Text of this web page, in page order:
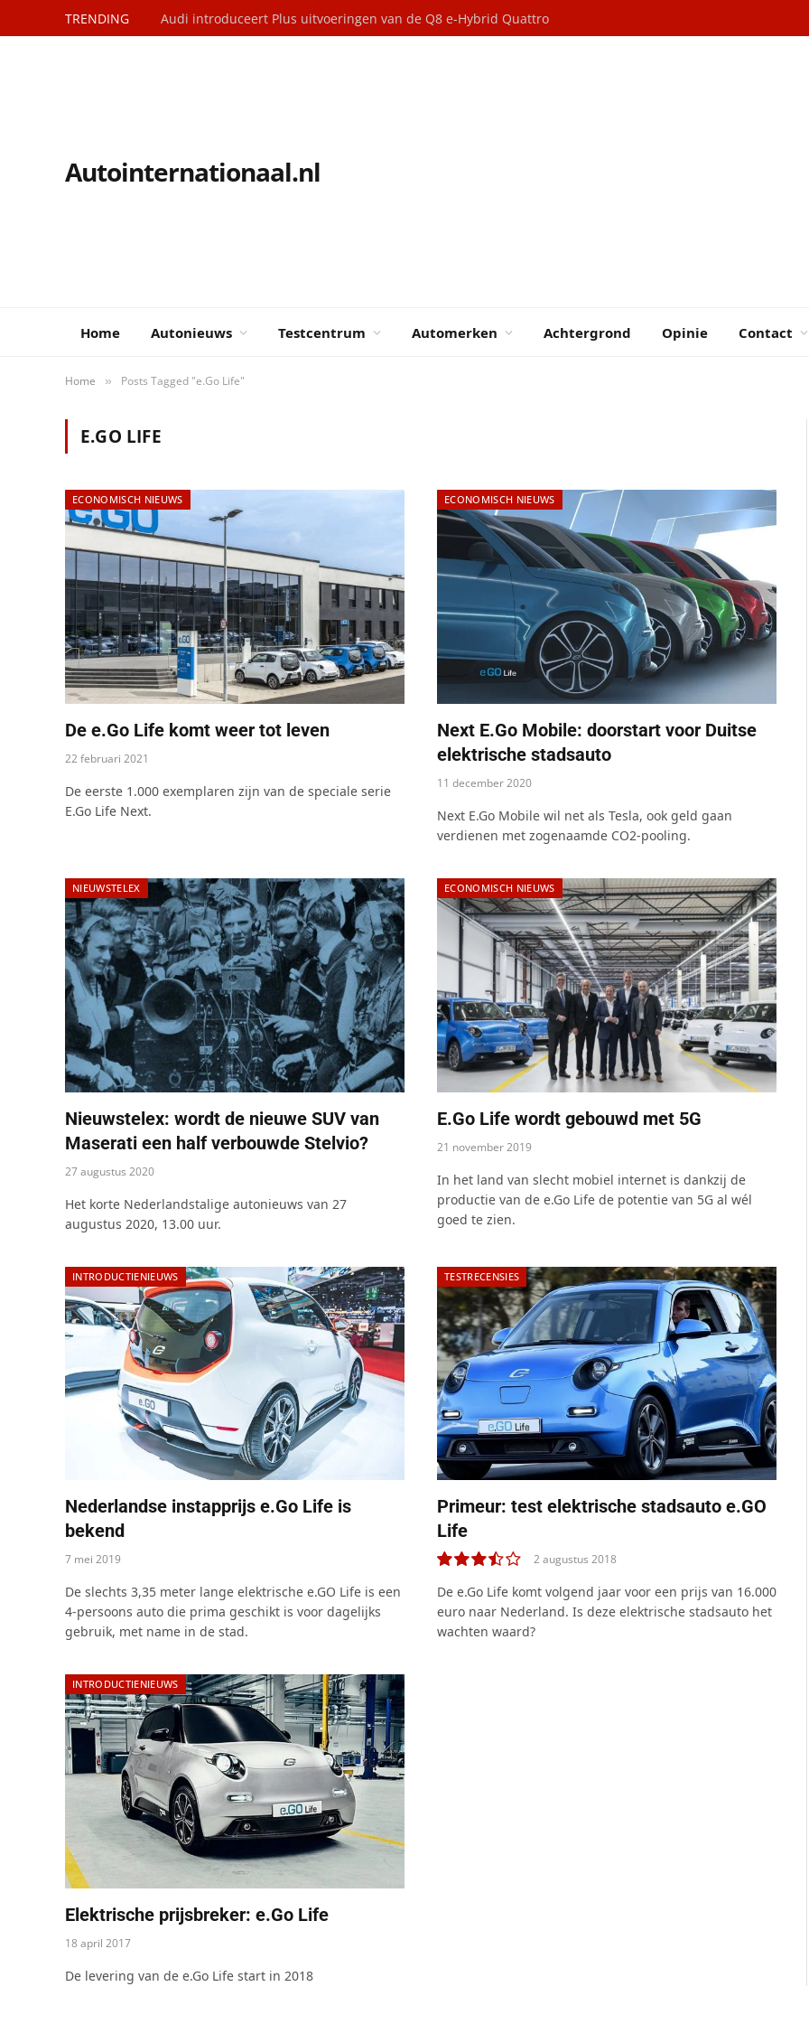
TRENDING Audi introduceert Plus uitvoeringen van de Q8 e-Hybrid Quattro
Autointernationaal.nl
Home Autonieuws Testcentrum Automerken Achtergrond Opinie Contact
Home » Posts Tagged "e.Go Life"
E.GO LIFE
ECONOMISCH NIEUWS
De e.Go Life komt weer tot leven
22 februari 2021
De eerste 1.000 exemplaren zijn van de speciale serie
E.Go Life Next.
ECONOMISCH NIEUWS
Next E.Go Mobile: doorstart voor Duitse
elektrische stadsauto
11 december 2020
Next E.Go Mobile wil net als Tesla, ook geld gaan
verdienen met zogenaamde CO2-pooling.
NIEUWSTELEX
Nieuwstelex: wordt de nieuwe SUV van
Maserati een half verbouwde Stelvio?
27 augustus 2020
Het korte Nederlandstalige autonieuws van 27
augustus 2020, 13.00 uur.
ECONOMISCH NIEUWS
E.Go Life wordt gebouwd met 5G
21 november 2019
In het land van slecht mobiel internet is dankzij de
productie van de e.Go Life de potentie van 5G al wél
goed te zien.
INTRODUCTIENIEUWS
Nederlandse instapprijs e.Go Life is
bekend
7 mei 2019
De slechts 3,35 meter lange elektrische e.GO Life is een
4-persoons auto die prima geschikt is voor dagelijks
gebruik, met name in de stad.
TESTRECENSIES
Primeur: test elektrische stadsauto e.GO
Life
7.0
2 augustus 2018
De e.Go Life komt volgend jaar voor een prijs van 16.000
euro naar Nederland. Is deze elektrische stadsauto het
wachten waard?
INTRODUCTIENIEUWS
Elektrische prijsbreker: e.Go Life
18 april 2017
De levering van de e.Go Life start in 2018